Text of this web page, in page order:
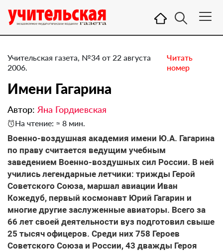
Учительская газета, №34 от 22 августа
2006.
Читать
номер
Имени Гагарина
Автор: Яна Гордиевская
На чтение: ≈ 8 мин.
Военно-воздушная академия имени Ю.А. Гагарина
по праву считается ведущим учебным
заведением Военно-воздушных сил России. В ней
учились легендарные летчики: трижды Герой
Советского Союза, маршал авиации Иван
Кожедуб, первый космонавт Юрий Гагарин и
многие другие заслуженные авиаторы. Всего за
66 лет своей деятельности вуз подготовил свыше
25 тысяч офицеров. Среди них 758 Героев
Советского Союза и России, 43 дважды Героя